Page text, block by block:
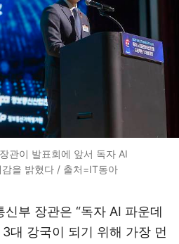
관이 발표회에 앞서 독자 AI
을 밝혔다 / 출처=IT동아
부 장관은 “독자 AI 파운데
대 강국이 되기 위해 가장 먼